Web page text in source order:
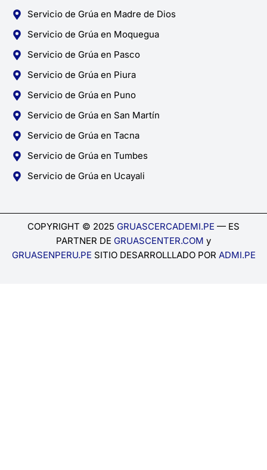
Servicio de Grúa en Madre de Dios
Servicio de Grúa en Moquegua
Servicio de Grúa en Pasco
Servicio de Grúa en Piura
Servicio de Grúa en Puno
Servicio de Grúa en San Martín
Servicio de Grúa en Tacna
Servicio de Grúa en Tumbes
Servicio de Grúa en Ucayali
COPYRIGHT © 2025 GRUASCERCADEMI.PE — ES
PARTNER DE GRUASCENTER.COM y
GRUASENPERU.PE SITIO DESARROLLLADO POR ADMI.PE